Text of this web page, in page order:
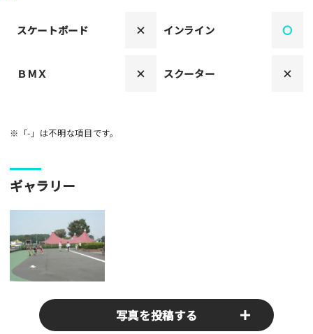
スケートボード × インライン 〇
ＢＭＸ × スクーター ×
※「-」は不明な項目です。
ギャラリー
写真を投稿する